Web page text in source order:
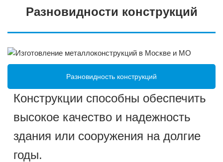
Разновидности конструкций
Разновидность конструкций
Конструкции способны обеспечить
высокое качество и надежность
здания или сооружения на долгие
годы.